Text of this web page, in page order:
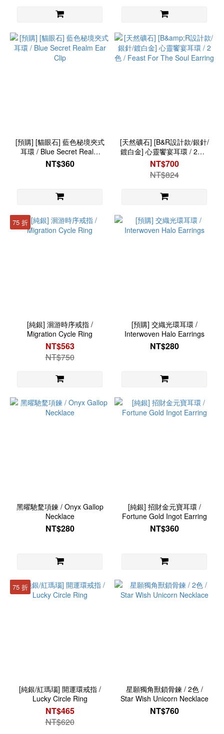
[預購] [貓眼石] 藍色秘境夾式
耳環 / Blue Secret Realm
Ear Clip
NT$360
[天然礦石] [B&R設計款/銀針/
鍍白金] 心靈饗宴耳環 / 2色 /
Feast For The Soul Earring
NT$700
NT$824
75 折
[純銀] 洄游時序戒指 /
Migration Cycle Ring
NT$563
NT$750
[預購] 交織光環耳環 /
Interwoven Halo Earrings
NT$280
黑曜馳騖項鍊 / Onyx Gallop
Necklace
NT$280
[純銀] 招財金元寶耳環 /
Fortune Gold Ingot Earring
NT$360
75 折
[純銀/紅瑪瑙] 開運環戒指 /
Lucky Circle Ring
NT$465
NT$620
星願獨角獸鎖骨鍊 / 2色 /
Star Wish Unicorn Necklace
NT$760